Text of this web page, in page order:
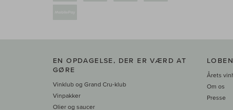
EN OPDAGELSE, DER ER VÆRD AT
GØRE
Vinklub og Grand Cru-klub
Vinpakker
Olier og saucer
Årets
Om os
Presse